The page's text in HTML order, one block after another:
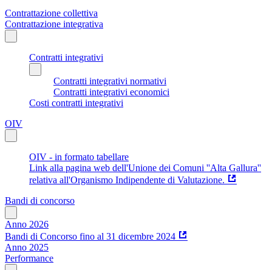
Contrattazione collettiva
Contrattazione integrativa
Contratti integrativi
Contratti integrativi normativi
Contratti integrativi economici
Costi contratti integrativi
OIV
OIV - in formato tabellare
Link alla pagina web dell'Unione dei Comuni ''Alta Gallura''
relativa all'Organismo Indipendente di Valutazione.
Bandi di concorso
Anno 2026
Bandi di Concorso fino al 31 dicembre 2024
Anno 2025
Performance